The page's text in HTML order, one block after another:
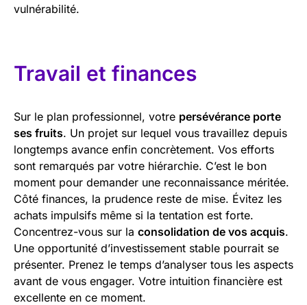
vulnérabilité.
Travail et finances
Sur le plan professionnel, votre persévérance porte
ses fruits. Un projet sur lequel vous travaillez depuis
longtemps avance enfin concrètement. Vos efforts
sont remarqués par votre hiérarchie. C’est le bon
moment pour demander une reconnaissance méritée.
Côté finances, la prudence reste de mise. Évitez les
achats impulsifs même si la tentation est forte.
Concentrez-vous sur la consolidation de vos acquis.
Une opportunité d’investissement stable pourrait se
présenter. Prenez le temps d’analyser tous les aspects
avant de vous engager. Votre intuition financière est
excellente en ce moment.